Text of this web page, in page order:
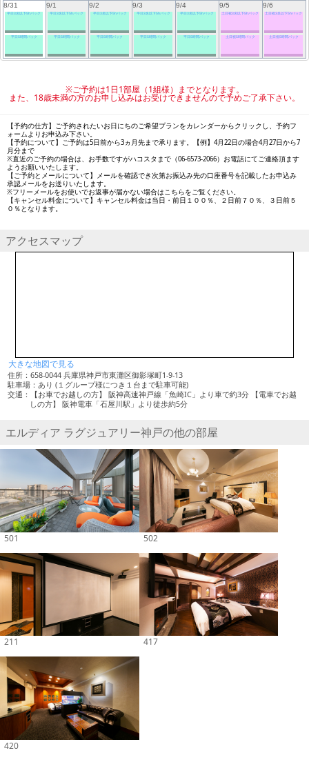
8/31
平日3名以下5hパック
平日5時間パック
9/1
平日3名以下5hパック
平日5時間パック
9/2
平日3名以下5hパック
平日5時間パック
9/3
平日3名以下5hパック
平日5時間パック
9/4
平日3名以下5hパック
平日5時間パック
9/5
土日祝3名以下5hパック
土日祝5時間パック
9/6
土日祝3名以下5hパック
土日祝5時間パック
※ご予約は1日1部屋（1組様）までとなります。
また、18歳未満の方のお申し込みはお受けできませんので予めご了承下さい。
【予約の仕方】ご予約されたいお日にちのご希望プランをカレンダーからクリックし、予約フ
ォームよりお申込み下さい。
【予約について】ご予約は5日前から3ヵ月先まで承ります。【例】4月22日の場合4月27日から7
月分まで
※直近のご予約の場合は、お手数ですがハコスタまで（06-6573-2066）お電話にてご連絡頂ます
ようお願いいたします。
【ご予約とメールについて】メールを確認でき次第お振込み先の口座番号を記載したお申込み
承認メールをお送りいたします。
※フリーメールをお使いでお返事が届かない場合はこちらをご覧ください。
【キャンセル料金について】キャンセル料金は当日・前日１００％、２日前７０％、３日前５
０％となります。
アクセスマップ
大きな地図で見る
住所：658-0044 兵庫県神戸市東灘区御影塚町1-9-13
駐車場：あり (１グループ様につき１台まで駐車可能)
交通：【お車でお越しの方】 阪神高速神戸線「魚崎IC」より車で約3分 【電車でお越
しの方】 阪神電車「石屋川駅」より徒歩約5分
エルディア ラグジュアリー神戸の他の部屋
501 502
211 417
420